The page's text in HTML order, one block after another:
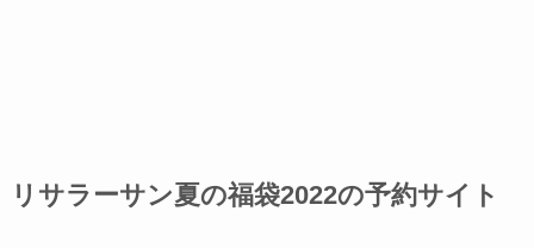
リサラーサン夏の福袋2022の予約サイト